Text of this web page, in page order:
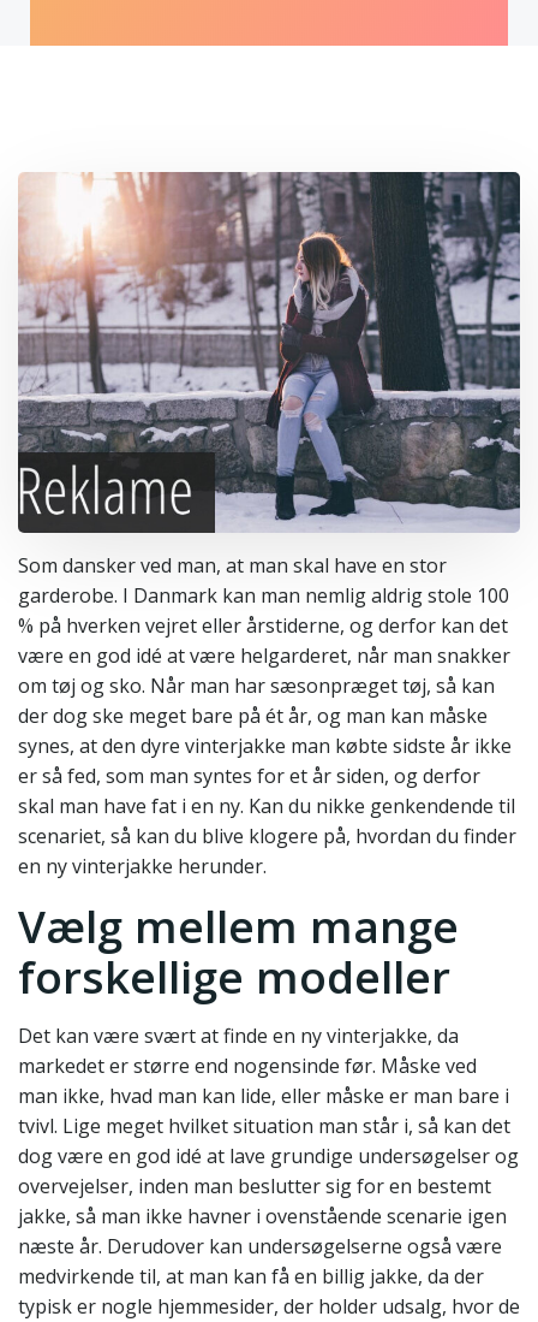
Som dansker ved man, at man skal have en stor
garderobe. I Danmark kan man nemlig aldrig stole 100
% på hverken vejret eller årstiderne, og derfor kan det
være en god idé at være helgarderet, når man snakker
om tøj og sko. Når man har sæsonpræget tøj, så kan
der dog ske meget bare på ét år, og man kan måske
synes, at den dyre vinterjakke man købte sidste år ikke
er så fed, som man syntes for et år siden, og derfor
skal man have fat i en ny. Kan du nikke genkendende til
scenariet, så kan du blive klogere på, hvordan du finder
en ny vinterjakke herunder.
Vælg mellem mange
forskellige modeller
Det kan være svært at finde en ny vinterjakke, da
markedet er større end nogensinde før. Måske ved
man ikke, hvad man kan lide, eller måske er man bare i
tvivl. Lige meget hvilket situation man står i, så kan det
dog være en god idé at lave grundige undersøgelser og
overvejelser, inden man beslutter sig for en bestemt
jakke, så man ikke havner i ovenstående scenarie igen
næste år. Derudover kan undersøgelserne også være
medvirkende til, at man kan få en billig jakke, da der
typisk er nogle hjemmesider, der holder udsalg, hvor de